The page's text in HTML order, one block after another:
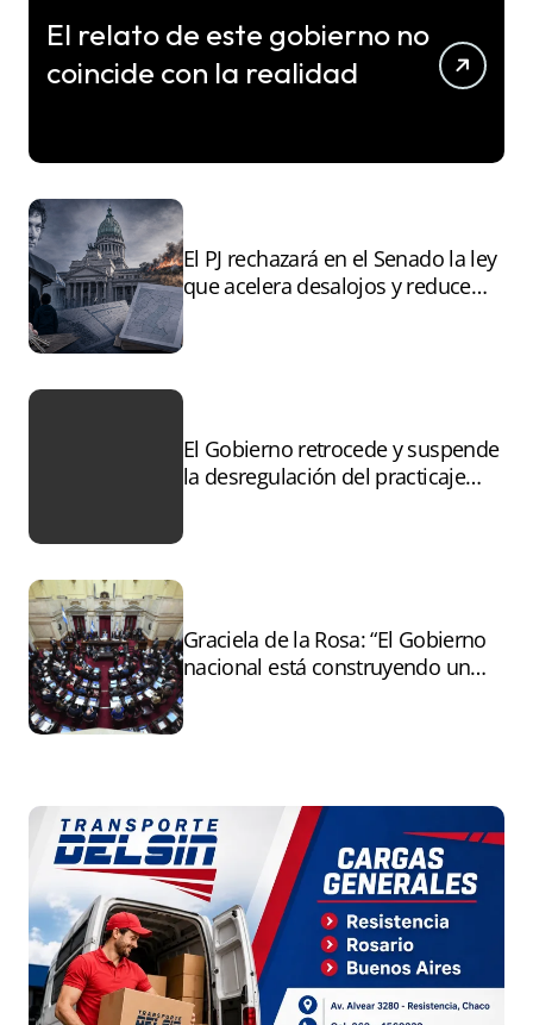
El relato de este gobierno no
coincide con la realidad
El PJ rechazará en el Senado la ley
que acelera desalojos y reduce
El Gobierno retrocede y suspende
la desregulación del practicaje
Graciela de la Rosa: “El Gobierno
nacional está construyendo un